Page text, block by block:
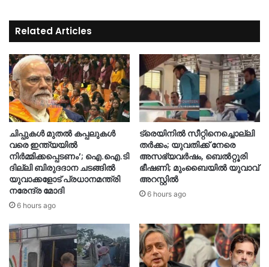
Related Articles
ചിപ്പുകൾ മുതൽ കപ്പലുകൾ
വരെ ഇന്ത്യയിൽ
നിർമ്മിക്കപ്പെടണം’; ഐ.ഐ.ടി
ദില്ലി ബിരുദദാന ചടങ്ങിൽ
യുവാക്കളോട് പ്രധാനമന്ത്രി
നരേന്ദ്ര മോദി
6 hours ago
ട്രെയിനിൽ സീറ്റിനെച്ചൊല്ലി
തർക്കം; യുവതിക്ക് നേരെ
അസഭ്യവർഷം, ബെൽറ്റൂരി
ഭീഷണി; മുംബൈയിൽ യുവാവ്
അറസ്റ്റിൽ
6 hours ago